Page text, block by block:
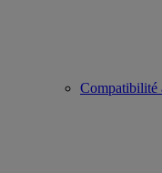
Compatibilité